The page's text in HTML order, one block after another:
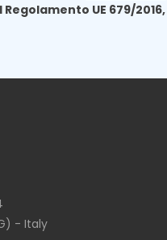
Regolamento UE 679/
- Italy